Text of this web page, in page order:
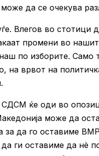
да се очекува
Влегов во
промени во
по изборите. Само
врвот на
ќе оди во
може да
за да го оставиме
ги оставиме да нè